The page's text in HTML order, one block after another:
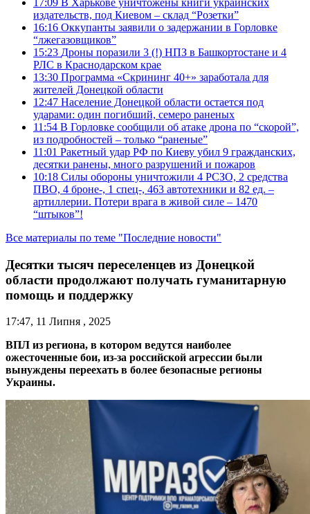
издательств, под Киевом – склад “Розетки”
16:16 Оккупанты заявили о задержании в Горловке
“лжегазовщиков”
15:23 Дроны поразили 3 (!) НПЗ в Башкортостане и 4
РЛС в Краснодарском крае
13:30 Программа «Скрининг 40+» заработала для
жителей Донецкой области
12:47 Население Донецкой области остается под
ударами: один погибший, семеро раненых
11:54 В Горловке сообщили об атаке дрона по “скорой”,
из подробностей – только “раненые”
11:01 Ракетный удар РФ по Киеву убил 9 гражданских,
десятки ранены, много разрушений и пожаров
10:18 Силы обороны уничтожили 4 РСЗО, 2 средства
ПВО, 4 броне-, 1 спец-, 463 автотехники и 82 ед. –
артиллерии. Потери врага в живой силе – 1470
“штыков”!
Все материалы по теме "Последние новости"
Десятки тысяч переселенцев из Донецкой
области продолжают получать гуманитарную
помощь и поддержку
17:47, 11 Липня , 2025
ВПЛ из региона, в котором ведутся наиболее
ожесточенные бои, из-за российской агрессии были
вынуждены переехать в более безопасные регионы
Украины.